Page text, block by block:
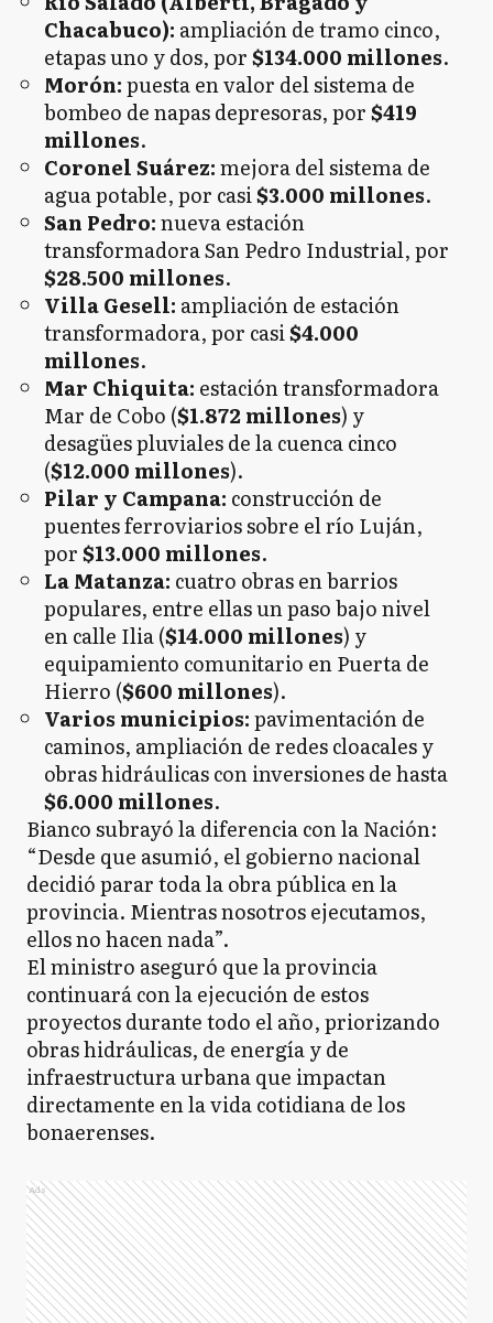
Chacabuco): ampliación de tramo cinco,
etapas uno y dos, por$134.000 millones.
Morón:puesta en valor del sistema de
bombeo de napas depresoras, por$419
millones.
Coronel Suárez:mejora del sistema de
agua potable, por casi$3.000 millones.
San Pedro:nueva estación
transformadora San Pedro Industrial, por
$28.500 millones.
Villa Gesell: ampliación de estación
transformadora, por casi$4.000
millones.
Mar Chiquita: estación transformadora
Mar de Cobo ($1.872 millones) y
desagües pluviales de la cuenca cinco
($12.000 millones).
Pilar y Campana: construcción de
puentes ferroviarios sobre el río Luján,
por$13.000 millones.
La Matanza: cuatro obras en barrios
populares, entre ellas un paso bajo nivel
en calle Ilia ($14.000 millones) y
equipamiento comunitario en Puerta de
Hierro ($600 millones).
Varios municipios:pavimentación de
caminos, ampliación de redes cloacales y
obras hidráulicas con inversiones de hasta
$6.000 millones.
Bianco subrayó la diferencia con la Nación:
“Desde que asumió, el gobierno nacional
decidió parar toda la obra pública en la
provincia. Mientras nosotros ejecutamos,
ellos no hacen nada”.
El ministro aseguró que la provincia
continuará con la ejecución de estos
proyectos durante todo el año, priorizando
obras hidráulicas, de energía y de
infraestructura urbana que impactan
directamente en la vida cotidiana de los
bonaerenses.
Ads